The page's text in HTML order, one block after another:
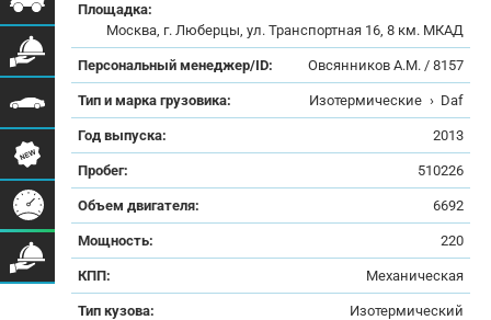
Площадка:
Москва, г. Люберцы, ул. Транспортная 16, 8 км. МКАД
Персональный менеджер/ID: Овсянников А.М. / 8157
Тип и марка грузовика: Изотермические › Daf
Год выпуска: 2013
Пробег: 510226
Объем двигателя: 6692
Мощность: 220
КПП: Механическая
Тип кузова: Изотермический